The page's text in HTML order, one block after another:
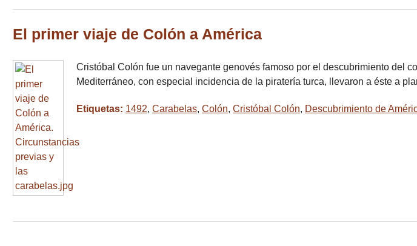
El primer viaje de Colón a América
Cristóbal Colón fue un navegante genovés famoso por el descubrimiento del
Mediterráneo, con especial incidencia de la piratería turca, llevaron a éste a
Etiquetas: 1492, Carabelas, Colón, Cristóbal Colón, Descubrimiento de